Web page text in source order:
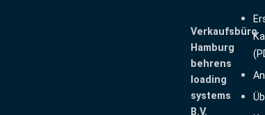
Verkaufsbüro
Hamburg
behrens
loading
systems
B.V.